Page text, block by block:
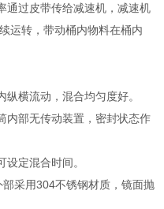
通过皮带传给减速机，减速机
运转，带动桶内物料在桶内
横流动，混合均匀度好。
内部无传动装置，密封状态作
定混合时间。
采用304不锈钢材质，镜面抛